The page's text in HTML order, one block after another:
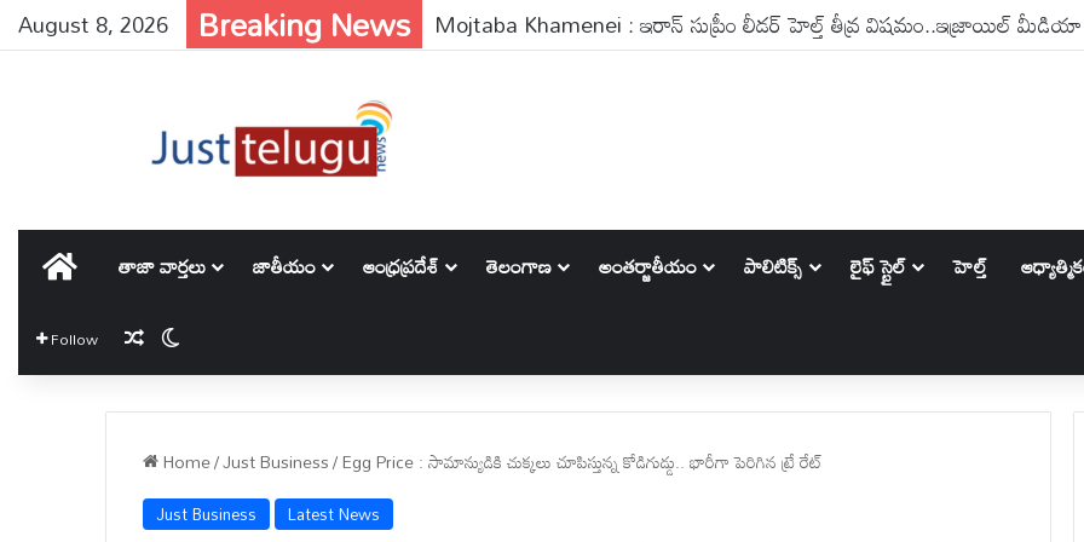
August 8, 2026 Breaking News
హోమ్ తాజా వార్తలు జాతీయం ఆంధ్రప్రదేశ్ తెలంగాణ అంతర్జాతీయం పాలిటిక్స్‌ లైఫ్ స్టైల్ హెల్త్
Follow Random Article
Home/Just Business/Egg Price : సామాన్యుడికి చుక్కలు చూపిస్తున్న కోడిగుడ్డు.. భారీగా పెరిగిన ట్రే రేట్
Just Business Latest News